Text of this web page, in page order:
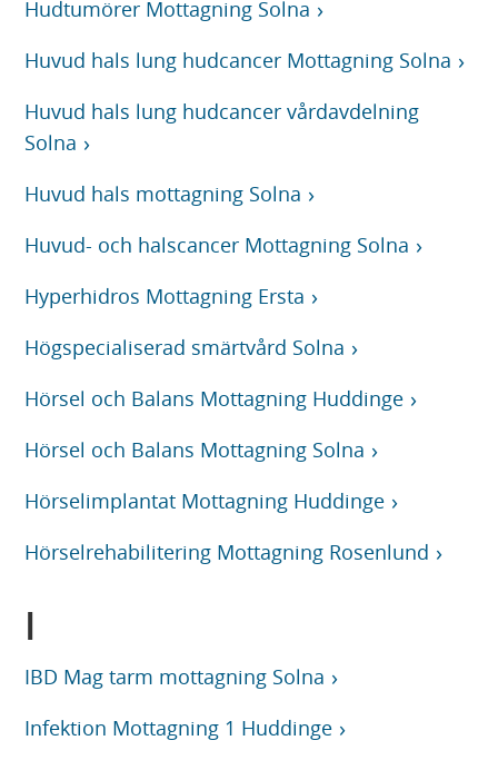
Hudtumörer Mottagning Solna
Huvud hals lung hudcancer Mottagning Solna
Huvud hals lung hudcancer vårdavdelning
Solna
Huvud hals mottagning Solna
Huvud- och halscancer Mottagning Solna
Hyperhidros Mottagning Ersta
Högspecialiserad smärtvård Solna
Hörsel och Balans Mottagning Huddinge
Hörsel och Balans Mottagning Solna
Hörselimplantat Mottagning Huddinge
Hörselrehabilitering Mottagning Rosenlund
I
IBD Mag tarm mottagning Solna
Infektion Mottagning 1 Huddinge